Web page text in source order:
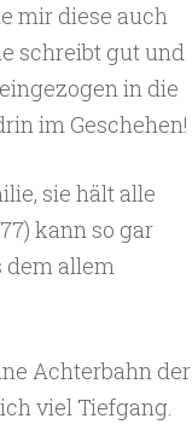
mir diese auch
schreibt gut und
in die
im Geschehen!
sie hält alle
kann so gar
dem allem
Achterbahn der
viel Tiefgang.